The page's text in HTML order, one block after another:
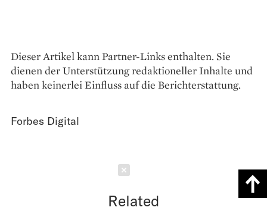
Dieser Artikel kann Partner-Links enthalten. Sie
dienen der Unterstützung redaktioneller Inhalte und
haben keinerlei Einfluss auf die Berichterstattung.
Forbes Digital
Related